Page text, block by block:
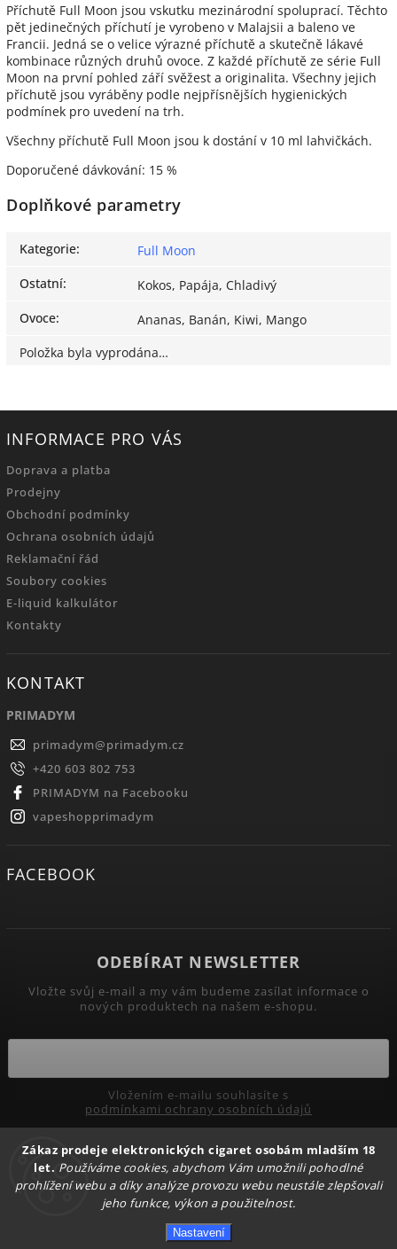
Zákaz prodeje elektronických cigaret osobám mladším 18
let. Používáme cookies, abychom Vám umožnili pohodlné
prohlížení webu a díky analýze provozu webu neustále zlepšovali
jeho funkce, výkon a použitelnost.
Nastavení
Příchutě Full Moon jsou vskutku mezinárodní spoluprací. Těchto
pět jedinečných příchutí je vyrobeno v Malajsii a baleno ve
Francii. Jedná se o velice výrazné příchutě a skutečně lákavé
kombinace různých druhů ovoce. Z každé příchutě ze série Full
Moon na první pohled září svěžest a originalita. Všechny jejich
příchutě jsou vyráběny podle nejpřísnějších hygienických
podmínek pro uvedení na trh.
Všechny příchutě Full Moon jsou k dostání v 10 ml lahvičkách.
Doporučené dávkování: 15 %
Doplňkové parametry
Kategorie:
Full Moon
Ostatní:
Kokos, Papája, Chladivý
Ovoce:
Ananas, Banán, Kiwi, Mango
Položka byla vyprodána…
INFORMACE PRO VÁS
Doprava a platba
Prodejny
Obchodní podmínky
Ochrana osobních údajů
Reklamační řád
Soubory cookies
E-liquid kalkulátor
Kontakty
KONTAKT
PRIMADYM
primadym@primadym.cz
+420 603 802 753
PRIMADYM na Facebooku
vapeshopprimadym
FACEBOOK
ODEBÍRAT NEWSLETTER
Vložte svůj e-mail a my vám budeme zasílat informace o
nových produktech na našem e-shopu.
podmínkami ochrany osobních údajů
Přihlásit se
Upravit nastavení cookies